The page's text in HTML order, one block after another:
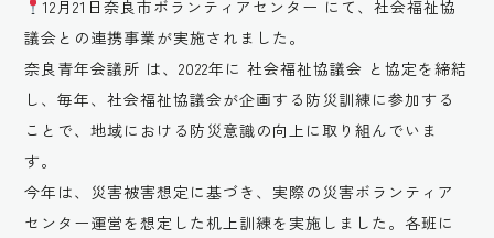
12月21日奈良市ボランティアセンター にて、社会福祉協
議会との連携事業が実施されました。
奈良青年会議所 は、2022年に 社会福祉協議会 と協定を締結
し、毎年、社会福祉協議会が企画する防災訓練に参加する
ことで、地域における防災意識の向上に取り組んでいま
す。
今年は、災害被害想定に基づき、実際の災害ボランティア
センター運営を想定した机上訓練を実施しました。各班に